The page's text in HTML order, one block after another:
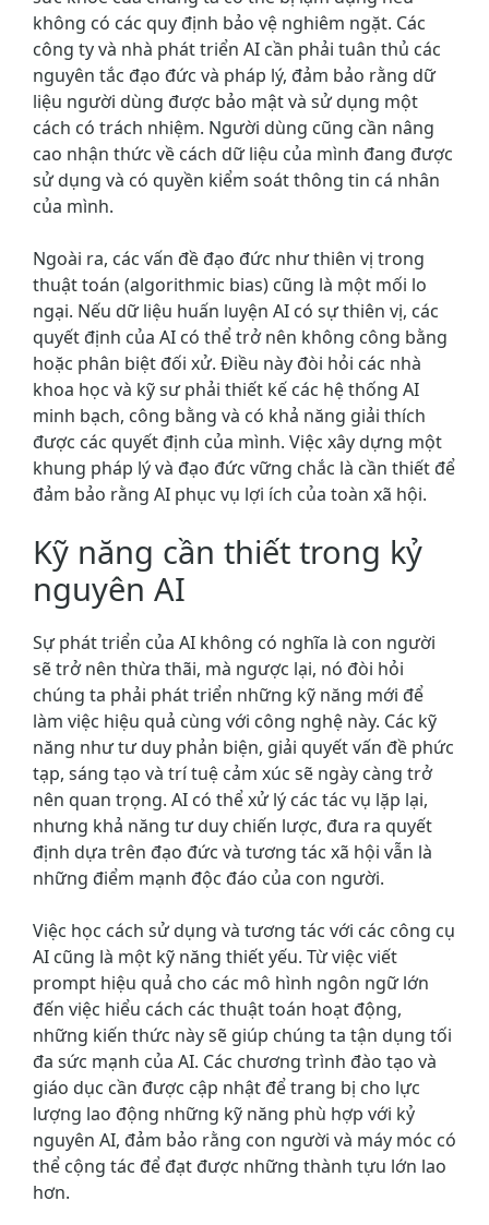
không có các quy định bảo vệ nghiêm ngặt. Các
công ty và nhà phát triển AI cần phải tuân thủ các
nguyên tắc đạo đức và pháp lý, đảm bảo rằng dữ
liệu người dùng được bảo mật và sử dụng một
cách có trách nhiệm. Người dùng cũng cần nâng
cao nhận thức về cách dữ liệu của mình đang được
sử dụng và có quyền kiểm soát thông tin cá nhân
của mình.
Ngoài ra, các vấn đề đạo đức như thiên vị trong
thuật toán (algorithmic bias) cũng là một mối lo
ngại. Nếu dữ liệu huấn luyện AI có sự thiên vị, các
quyết định của AI có thể trở nên không công bằng
hoặc phân biệt đối xử. Điều này đòi hỏi các nhà
khoa học và kỹ sư phải thiết kế các hệ thống AI
minh bạch, công bằng và có khả năng giải thích
được các quyết định của mình. Việc xây dựng một
khung pháp lý và đạo đức vững chắc là cần thiết để
đảm bảo rằng AI phục vụ lợi ích của toàn xã hội.
Kỹ năng cần thiết trong kỷ
nguyên AI
Sự phát triển của AI không có nghĩa là con người
sẽ trở nên thừa thãi, mà ngược lại, nó đòi hỏi
chúng ta phải phát triển những kỹ năng mới để
làm việc hiệu quả cùng với công nghệ này. Các kỹ
năng như tư duy phản biện, giải quyết vấn đề phức
tạp, sáng tạo và trí tuệ cảm xúc sẽ ngày càng trở
nên quan trọng. AI có thể xử lý các tác vụ lặp lại,
nhưng khả năng tư duy chiến lược, đưa ra quyết
định dựa trên đạo đức và tương tác xã hội vẫn là
những điểm mạnh độc đáo của con người.
Việc học cách sử dụng và tương tác với các công cụ
AI cũng là một kỹ năng thiết yếu. Từ việc viết
prompt hiệu quả cho các mô hình ngôn ngữ lớn
đến việc hiểu cách các thuật toán hoạt động,
những kiến thức này sẽ giúp chúng ta tận dụng tối
đa sức mạnh của AI. Các chương trình đào tạo và
giáo dục cần được cập nhật để trang bị cho lực
lượng lao động những kỹ năng phù hợp với kỷ
nguyên AI, đảm bảo rằng con người và máy móc có
thể cộng tác để đạt được những thành tựu lớn lao
hơn.